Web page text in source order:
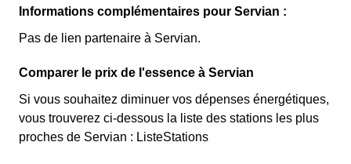
Informations complémentaires pour Servian :
Pas de lien partenaire à Servian.
Comparer le prix de l'essence à Servian
Si vous souhaitez diminuer vos dépenses énergétiques,
vous trouverez ci-dessous la liste des stations les plus
proches de Servian : ListeStations